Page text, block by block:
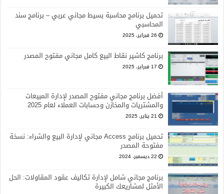
تحميل برنامج محاسبة بسيط مجاني عربي – برنامج سند
المحاسبي
26 فبراير، 2025
برنامج كاشير نقاط البيع كامل مجاني مفتوح المصدر
17 فبراير، 2025
أفضل برنامج مجاني مفتوح المصدر لإدارة المبيعات
والمشتريات والمخازن وحسابات العملاء لعام 2025
21 يناير، 2025
تحميل برنامج Access مجاني لإدارة البيع والشراء: نسخة
مفتوحة المصدر
22 ديسمبر، 2024
برنامج مجاني شامل لإدارة تكاليف عقود المقاولات: الحل
الأمثل لمشاريعك الكبيرة